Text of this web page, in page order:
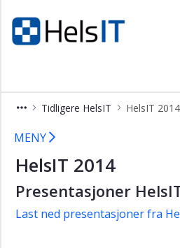
Tidligere HelsIT HelsIT
HelsIT 2014
×
Programkomité
Styringsgruppe
Vedtekter
Kontakt
oss
Tidligere
HelsIT
MENY
HelsIT 2014
Presentasjoner
Last ned presentasjoner fra